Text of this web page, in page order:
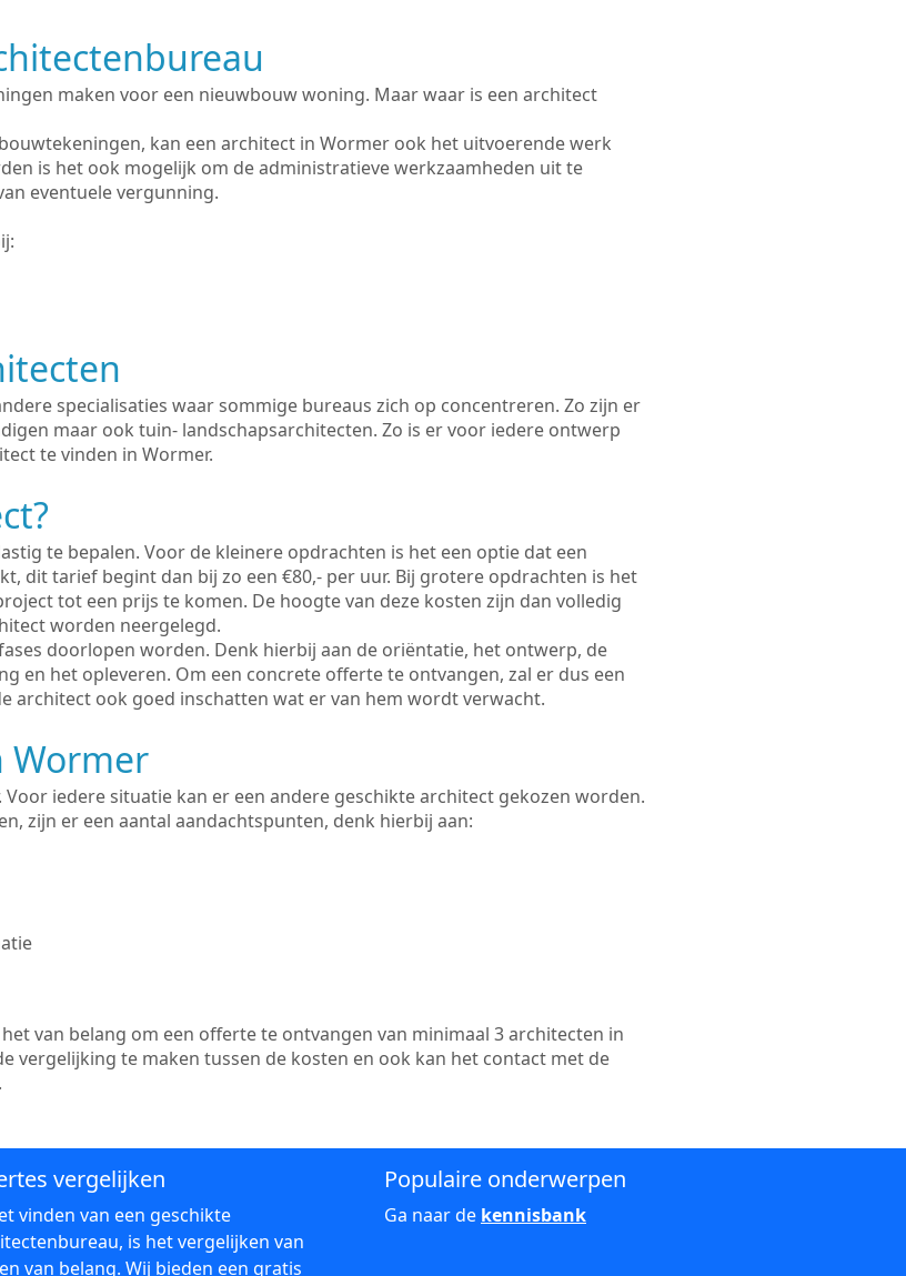
maken voor een nieuwbouw woning. Maar waar is een architect
kan een architect in Wormer ook het uitvoerende werk
is het ook mogelijk om de administratieve werkzaamheden uit te
eventuele vergunning.
specialisaties waar sommige bureaus zich op concentreren. Zo zijn er
maar ook tuin- landschapsarchitecten. Zo is er voor iedere ontwerp
te vinden in Wormer.
te bepalen. Voor de kleinere opdrachten is het een optie dat een
dit tarief begint dan bij zo een €80,- per uur. Bij grotere opdrachten is het
tot een prijs te komen. De hoogte van deze kosten zijn dan volledig
worden neergelegd.
doorlopen worden. Denk hierbij aan de oriëntatie, het ontwerp, de
en het opleveren. Om een concrete offerte te ontvangen, zal er dus een
architect ook goed inschatten wat er van hem wordt verwacht.
Wormer
iedere situatie kan er een andere geschikte architect gekozen worden.
zijn er een aantal aandachtspunten, denk hierbij aan:
van belang om een offerte te ontvangen van minimaal 3 architecten in
vergelijking te maken tussen de kosten en ook kan het contact met de
vergelijken
vinden van een geschikte
is het vergelijken van
van belang. Wij bieden een gratis
Populaire onderwerpen
Ga naar de kennisbank